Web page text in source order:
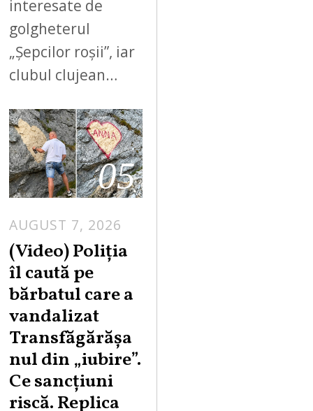
interesate de
golgheterul
„Șepcilor roșii”, iar
clubul clujean…
05
AUGUST 7, 2026
U
G
S
7
,
(Video) Poliția
îl caută pe
bărbatul care a
vandalizat
Transfăgărășa
nul din „iubire”.
Ce sancțiuni
riscă. Replica